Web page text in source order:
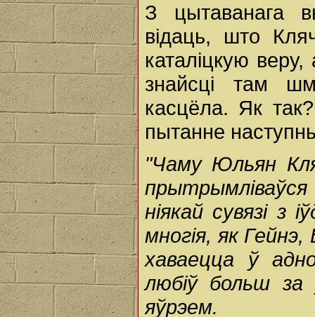
З цытаванага
відаць, што
каталіцкую
знайсці там
касцёла. Як
пытанне
"Чаму Юльян
ніякай сувязі з
многія, як
хаваецца ў
любіў больш за
яўрэем.